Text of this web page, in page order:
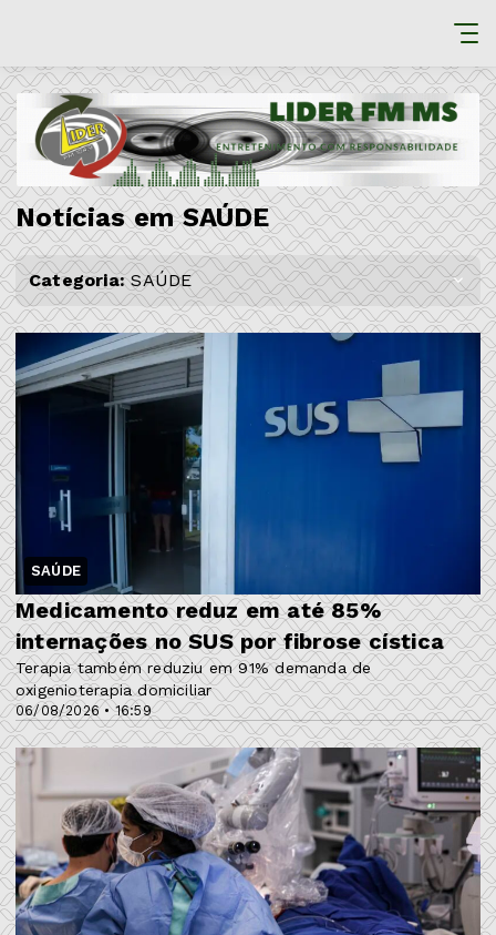
Notícias em SAÚDE
Categoria: SAÚDE
SAÚDE
06/08/2026 • 16:59
Medicamento reduz em até 85%
internações no SUS por fibrose cística
Terapia também reduziu em 91% demanda de
oxigenioterapia domiciliar